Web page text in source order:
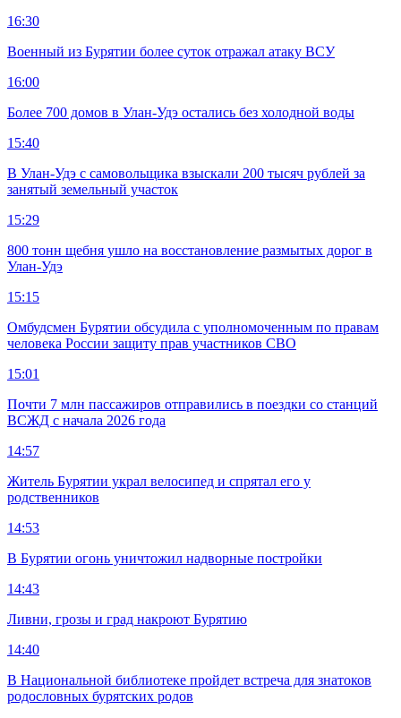
16:30
Военный из Бурятии более суток отражал атаку ВСУ
16:00
Более 700 домов в Улан-Удэ остались без холодной воды
15:40
В Улан-Удэ с самовольщика взыскали 200 тысяч рублей за
занятый земельный участок
15:29
800 тонн щебня ушло на восстановление размытых дорог в
Улан-Удэ
15:15
Омбудсмен Бурятии обсудила с уполномоченным по правам
человека России защиту прав участников СВО
15:01
Почти 7 млн пассажиров отправились в поездки со станций
ВСЖД с начала 2026 года
14:57
Житель Бурятии украл велосипед и спрятал его у
родственников
14:53
В Бурятии огонь уничтожил надворные постройки
14:43
Ливни, грозы и град накроют Бурятию
14:40
В Национальной библиотеке пройдет встреча для знатоков
родословных бурятских родов